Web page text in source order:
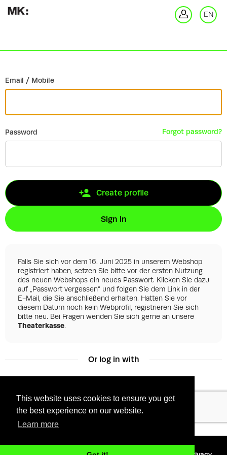
This website uses cookies to ensure you get
the best experience on our website.
Learn more
EN
Email / Mobile
Password Forgot password?
Create profile
Sign in
Falls Sie sich vor dem 16. Juni 2025 in unserem Webshop
registriert haben, setzen Sie bitte vor der ersten Nutzung
des neuen Webshops ein neues Passwort. Klicken Sie dazu
auf „Passwort vergessen“ und folgen Sie dem Link in der
E-Mail, die Sie anschließend erhalten. Hatten Sie vor
diesem Datum noch kein Webprofil, registrieren Sie sich
bitte neu. Bei Fragen wenden Sie sich gerne an unsere
Theaterkasse.
Or log in with
Facebook